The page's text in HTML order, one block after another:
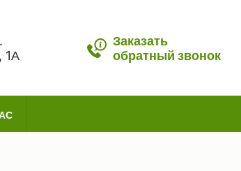
1А
Заказать
обратный звонок